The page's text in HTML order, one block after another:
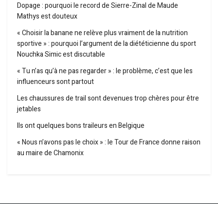
Dopage : pourquoi le record de Sierre-Zinal de Maude
Mathys est douteux
« Choisir la banane ne relève plus vraiment de la nutrition
sportive » : pourquoi l’argument de la diététicienne du sport
Nouchka Simic est discutable
« Tu n’as qu’à ne pas regarder » : le problème, c’est que les
influenceurs sont partout
Les chaussures de trail sont devenues trop chères pour être
jetables
Ils ont quelques bons traileurs en Belgique
« Nous n’avons pas le choix » : le Tour de France donne raison
au maire de Chamonix